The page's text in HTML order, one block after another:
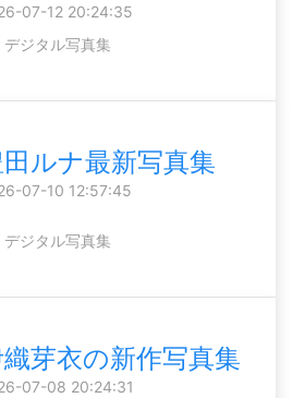
07-12 20:24:35
デジタル写真集
田ルナ最新写真集
07-10 12:57:45
デジタル写真集
芽衣の新作写真集
07-08 20:24:31